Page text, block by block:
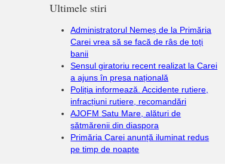
Ultimele stiri
Administratorul Nemeș de la Primăria
Carei vrea să se facă de râs de toți
banii
Sensul giratoriu recent realizat la Carei
a ajuns în presa națională
Poliția informează. Accidente rutiere,
infracțiuni rutiere, recomandări
AJOFM Satu Mare, alături de
sătmărenii din diaspora
Primăria Carei anunță iluminat redus
pe timp de noapte